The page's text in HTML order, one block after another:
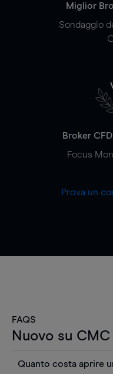
Miglior
Sondaggio
Broker
Focus
Prova un
FAQS
Nuovo su
Quanto costa aprire